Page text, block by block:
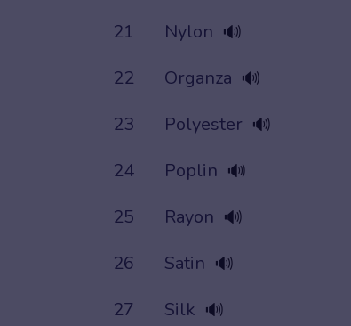
21
Nylon 🔊
22
Organza 🔊
23
Polyester 🔊
24
Poplin 🔊
25
Rayon 🔊
26
Satin 🔊
27
Silk 🔊